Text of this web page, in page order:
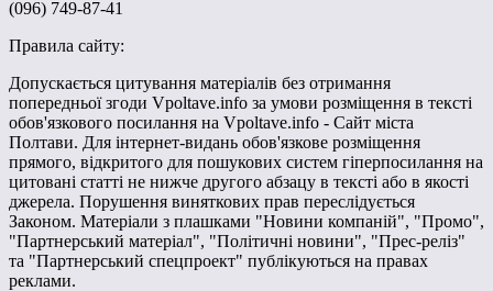
(096) 749-87-41
Правила сайту:
Допускається цитування матеріалів без отримання
попередньої згоди Vpoltave.info за умови розміщення в тексті
обов'язкового посилання на Vpoltave.info - Сайт міста
Полтави. Для інтернет-видань обов'язкове розміщення
прямого, відкритого для пошукових систем гіперпосилання на
цитовані статті не нижче другого абзацу в тексті або в якості
джерела. Порушення виняткових прав переслідується
Законом. Матеріали з плашками "Новини компаній", "Промо",
"Партнерський матеріал", "Політичні новини", "Прес-реліз"
та "Партнерський спецпроект" публікуються на правах
реклами.